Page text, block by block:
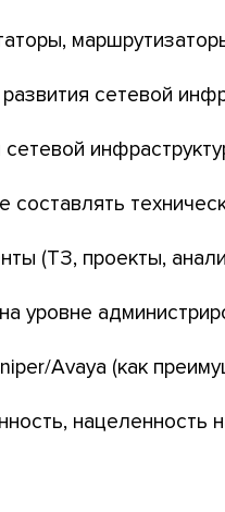
сетевой
составлять
(ТЗ, проекты,
уровне
Avaya (как
нацеленность